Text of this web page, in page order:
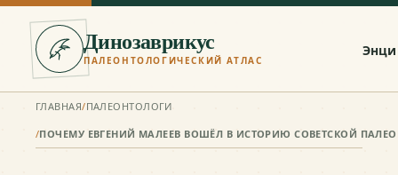
Динозаврикус
ПАЛЕОНТОЛОГИЧЕСКИЙ АТЛАС
ГЛАВНАЯ/ПАЛЕОНТОЛОГИ
/